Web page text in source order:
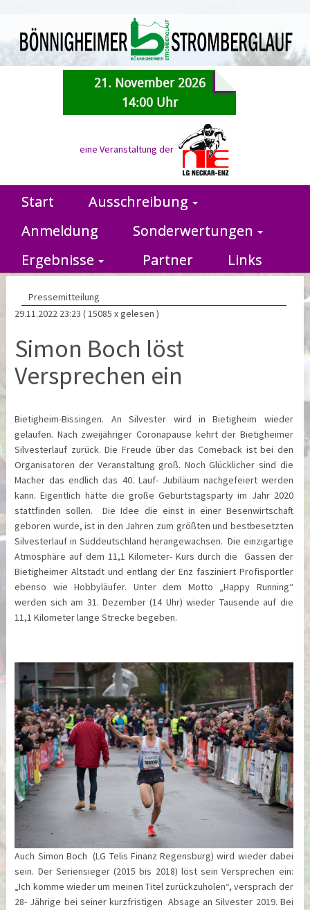
21. November 2026
14:00 Uhr
eine Veranstaltung der
Start
Ausschreibung
Anmeldung
Sonderwertungen
Ergebnisse
Partner Links
Pressemitteilung
29.11.2022 23:23 ( 15085 x gelesen )
Simon Boch löst
Versprechen ein
Bietigheim-Bissingen. An Silvester wird in Bietigheim wieder
gelaufen. Nach zweijähriger Coronapause kehrt der Bietigheimer
Silvesterlauf zurück. Die Freude über das Comeback ist bei den
Organisatoren der Veranstaltung groß. Noch Glücklicher sind die
Macher das endlich das 40. Lauf- Jubiläum nachgefeiert werden
kann. Eigentlich hätte die große Geburtstagsparty im Jahr 2020
stattfinden sollen. Die Idee die einst in einer Besenwirtschaft
geboren wurde, ist in den Jahren zum größten und bestbesetzten
Silvesterlauf in Süddeutschland herangewachsen. Die einzigartige
Atmosphäre auf dem 11,1 Kilometer- Kurs durch die Gassen der
Bietigheimer Altstadt und entlang der Enz fasziniert Profisportler
ebenso wie Hobbyläufer. Unter dem Motto „Happy Running“
werden sich am 31. Dezember (14 Uhr) wieder Tausende auf die
11,1 Kilometer lange Strecke begeben.
Auch Simon Boch (LG Telis Finanz Regensburg) wird wieder dabei
sein. Der Seriensieger (2015 bis 2018) löst sein Versprechen ein:
„Ich komme wieder um meinen Titel zurückzuholen“, versprach der
28- Jährige bei seiner kurzfristigen Absage an Silvester 2019. Bei